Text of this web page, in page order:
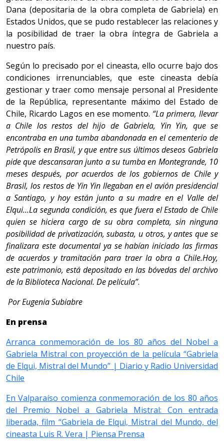
Dana (depositaria de la obra completa de Gabriela) en
Estados Unidos, que se pudo restablecer las relaciones y
la posibilidad de traer la obra íntegra de Gabriela a
nuestro país.
Según lo precisado por el cineasta, ello ocurre bajo dos
condiciones irrenunciables, que este cineasta debía
gestionar y traer como mensaje personal al Presidente
de la República, representante máximo del Estado de
Chile, Ricardo Lagos en ese momento. “La primera, llevar
a Chile los restos del hijo de Gabriela, Yin Yin, que se
encontraba en una tumba abandonada en el cementerio de
Petrópolis en Brasil, y que entre sus últimos deseos Gabriela
pide que descansaran junto a su tumba en Montegrande, 10
meses después, por acuerdos de los gobiernos de Chile y
Brasil, los restos de Yin Yin llegaban en el avión presidencial
a Santiago, y hoy están junto a su madre en el Valle del
Elqui…La segunda condición, es que fuera el Estado de Chile
quien se hiciera cargo de su obra completa, sin ninguna
posibilidad de privatización, subasta, u otros, y antes que se
finalizara este documental ya se habían iniciado las firmas
de acuerdos y tramitación para traer la obra a Chile.Hoy,
este patrimonio, está depositado en las bóvedas del archivo
de la Biblioteca Nacional. De película”.
Por Eugenia Subiabre
En prensa
Arranca conmemoración de los 80 años del Nobel a
Gabriela Mistral con proyección de la película “Gabriela
de Elqui, Mistral del Mundo” | Diario y Radio Universidad
Chile
En Valparaíso comienza conmemoración de los 80 años
del Premio Nobel a Gabriela Mistral: Con entrada
liberada, film “Gabriela de Elqui, Mistral del Mundo, del
cineasta Luis R. Vera | Piensa Prensa